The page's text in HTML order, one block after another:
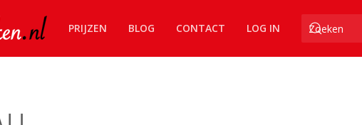
PRIJZEN BLOG CONTACT LOG IN